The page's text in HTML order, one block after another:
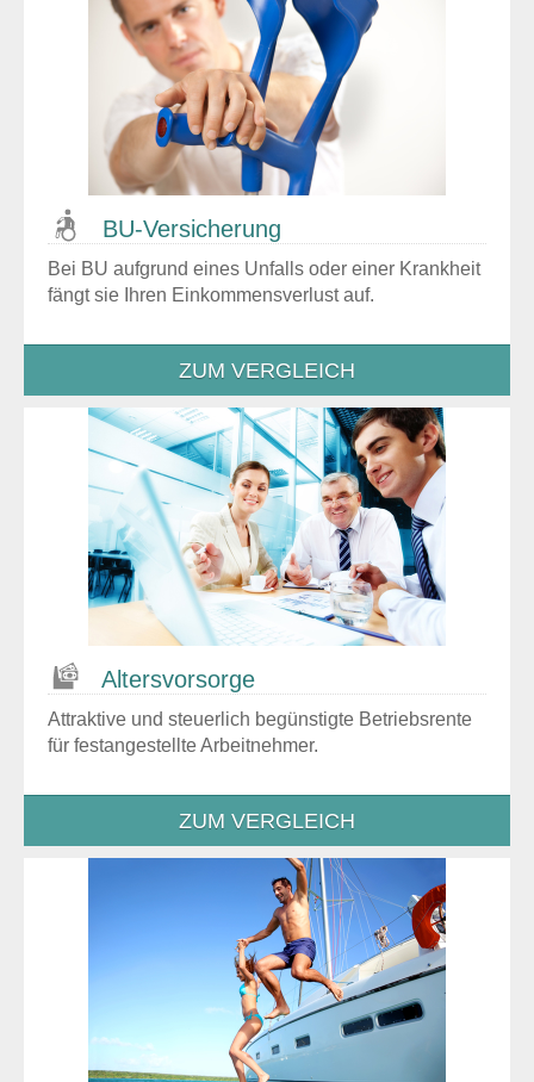
BU-Versicherung
Bei BU aufgrund eines Unfalls oder einer Krankheit
fängt sie Ihren Einkommensverlust auf.
ZUM VERGLEICH
Altersvorsorge
Attraktive und steuerlich begünstigte Betriebsrente
für festangestellte Arbeitnehmer.
ZUM VERGLEICH